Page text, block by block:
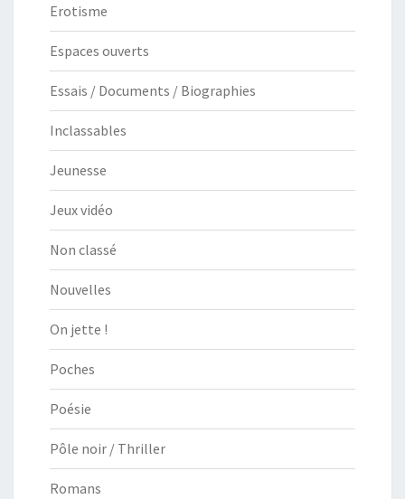
Erotisme
Espaces ouverts
Essais / Documents / Biographies
Inclassables
Jeunesse
Jeux vidéo
Non classé
Nouvelles
On jette !
Poches
Poésie
Pôle noir / Thriller
Romans